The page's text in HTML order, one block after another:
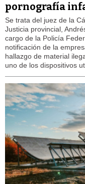
pornografía
Se trata del juez de la
Justicia provincial,
cargo de la Policía
notificación de la
hallazgo de material
uno de los dispositivos